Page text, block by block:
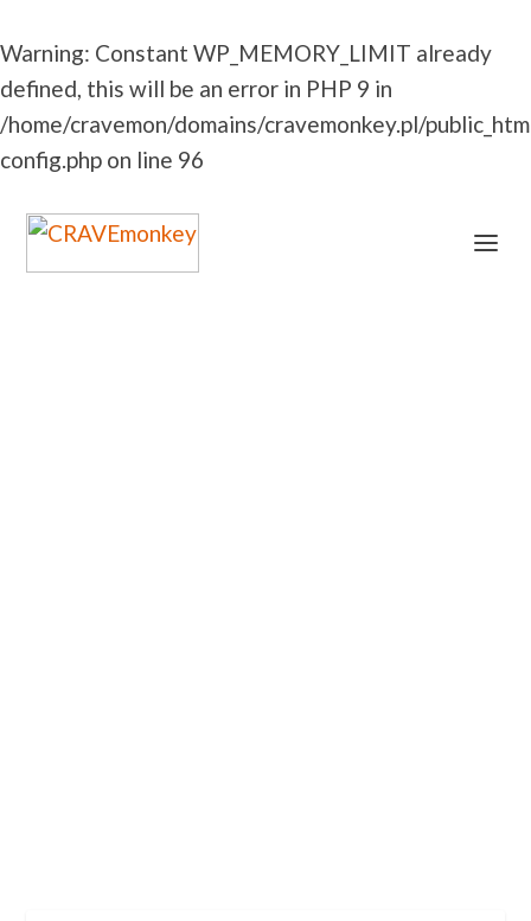
Warning: Constant WP_MEMORY_LIMIT already
defined, this will be an error in PHP 9 in
/home/cravemon/domains/cravemonkey.pl/
config.php on line 96